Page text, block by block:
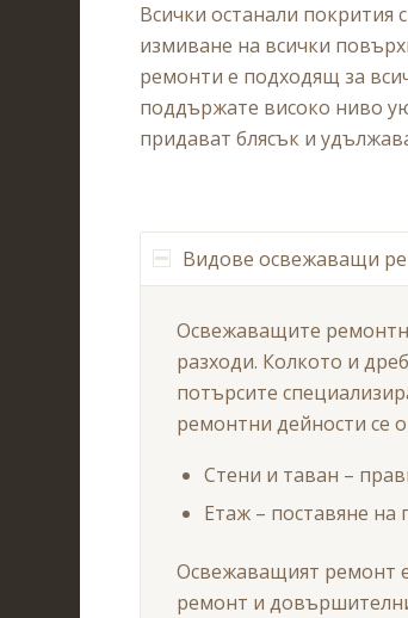
Всички останали покрития
измиване на всички
ремонти е подходящ за
поддържате високо ниво
придават блясък и
Видове освежаващи
Освежаващите
разходи. Колкото и
потърсите
ремонтни дейности се
Стени и таван –
Етаж – поставяне
Освежаващият ремонт
ремонт и